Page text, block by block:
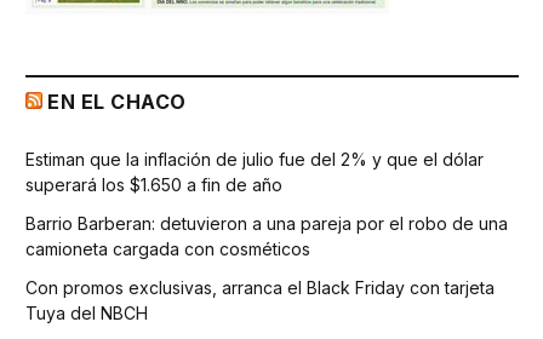
EN EL CHACO
Estiman que la inflación de julio fue del 2% y que el dólar
superará los $1.650 a fin de año
Barrio Barberan: detuvieron a una pareja por el robo de una
camioneta cargada con cosméticos
Con promos exclusivas, arranca el Black Friday con tarjeta
Tuya del NBCH